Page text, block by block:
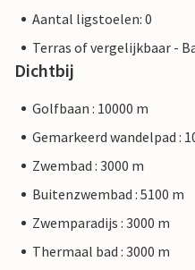
Aantal ligstoelen: 0
Terras of vergelijkbaar -
Dichtbij
Golfbaan : 10000 m
Gemarkeerd wandelpad :
Zwembad : 3000 m
Buitenzwembad : 5100 m
Zwemparadijs : 3000 m
Thermaal bad : 3000 m